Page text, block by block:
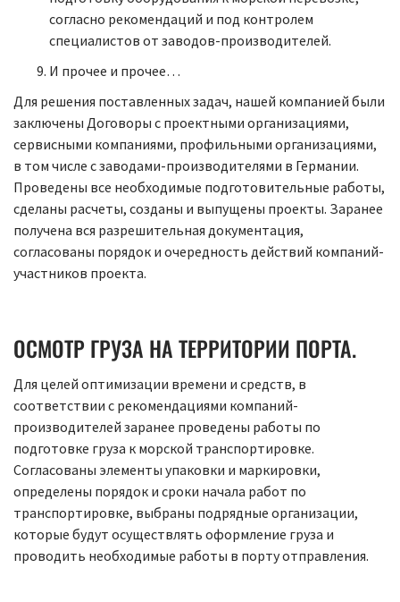
согласно рекомендаций и под контролем
специалистов от заводов-производителей.
И прочее и прочее…
Для решения поставленных задач, нашей компанией были
заключены Договоры с проектными организациями,
сервисными компаниями, профильными организациями,
в том числе с заводами-производителями в Германии.
Проведены все необходимые подготовительные работы,
сделаны расчеты, созданы и выпущены проекты. Заранее
получена вся разрешительная документация,
согласованы порядок и очередность действий компаний-
участников проекта.
ОСМОТР ГРУЗА НА ТЕРРИТОРИИ ПОРТА.
Для целей оптимизации времени и средств, в
соответствии с рекомендациями компаний-
производителей заранее проведены работы по
подготовке груза к морской транспортировке.
Согласованы элементы упаковки и маркировки,
определены порядок и сроки начала работ по
транспортировке, выбраны подрядные организации,
которые будут осуществлять оформление груза и
проводить необходимые работы в порту отправления.